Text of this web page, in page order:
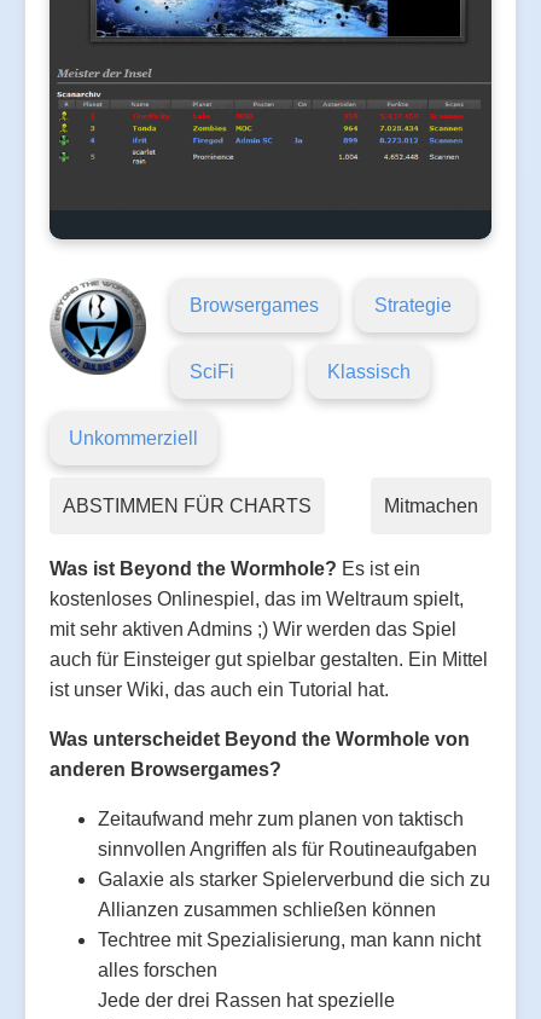
Browsergames Strategie
SciFi Klassisch
Unkommerziell
ABSTIMMEN FÜR CHARTS Mitmachen
Was ist Beyond the Wormhole? Es ist ein
kostenloses Onlinespiel, das im Weltraum spielt,
mit sehr aktiven Admins ;) Wir werden das Spiel
auch für Einsteiger gut spielbar gestalten. Ein Mittel
ist unser Wiki, das auch ein Tutorial hat.
Was unterscheidet Beyond the Wormhole von
anderen Browsergames?
Zeitaufwand mehr zum planen von taktisch
sinnvollen Angriffen als für Routineaufgaben
Galaxie als starker Spielerverbund die sich zu
Allianzen zusammen schließen können
Techtree mit Spezialisierung, man kann nicht
alles forschen
Jede der drei Rassen hat spezielle